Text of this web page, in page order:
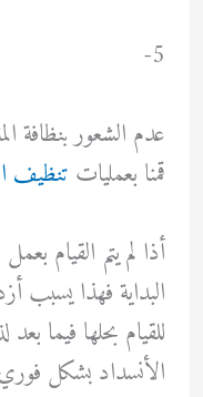
5-
عدم الشعور بنظافة
قمنا بعمليات تنظيف
أذا لم يتم القيام
البداية فهذا يسبب
للقيام بحلها فيما
الأنسداد بشكل